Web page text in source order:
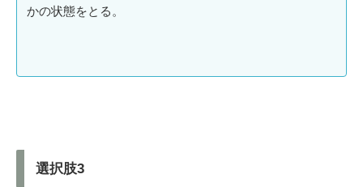
かの状態をとる。
選択肢3